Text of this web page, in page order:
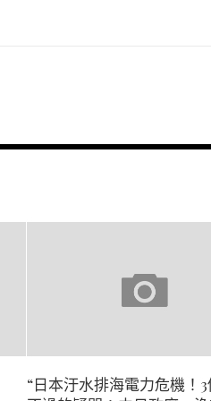
“日本汙水排海電力危機！